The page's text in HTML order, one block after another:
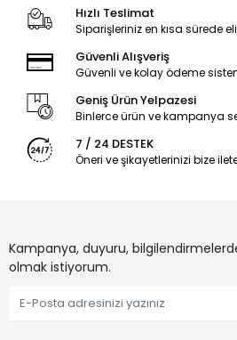
Hızlı Teslimat
Siparişleriniz en kısa sürede
Güvenli Alışveriş
Güvenli ve kolay ödeme
Geniş Ürün Yelpazesi
Binlerce ürün ve kampanya
7 / 24 DESTEK
Öneri ve şikayetlerinizi bize
Kampanya, duyuru,
olmak istiyorum.